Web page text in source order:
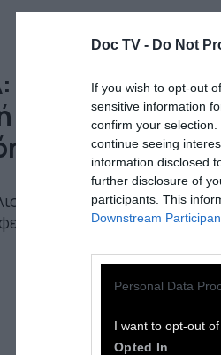
Doc TV - Do Not
If you wish to opt-out
sensitive information
confirm your
continue seeing
information disclosed
further disclosure of
participants. This
Downstream
Personal Data
I want to opt-out
Opted In
Χωρίς τα
θα ’ταν
σκηνοθέτης
για την σημασία
Τα
3